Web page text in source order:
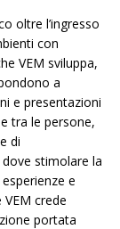
oltre l’ingresso
con
VEM sviluppa,
a
e presentazioni
tra le persone,
di
stimolare la
e
crede
portata